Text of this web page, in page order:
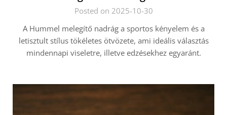
Posted on 2025-10-30
A Hummel melegítő nadrág a sportos kényelem és a
letisztult stílus tökéletes ötvözete, ami ideális választás
mindennapi viseletre, illetve edzésekhez egyaránt.